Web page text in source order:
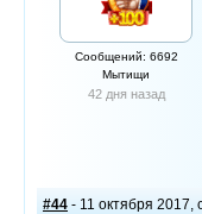
Сообщений: 6692
Мытищи
42 дня назад
#44 - 11 октября 2017,